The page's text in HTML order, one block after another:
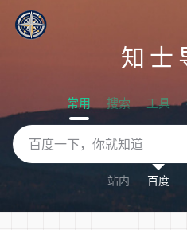
知士
常用 搜索 工具
站内 百度